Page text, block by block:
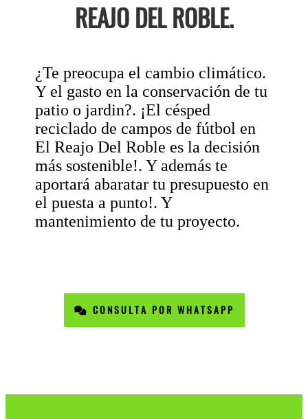
REAJO DEL ROBLE.
¿Te preocupa el cambio climático.
Y el gasto en la conservación de tu
patio o jardin?. ¡El césped
reciclado de campos de fútbol en
El Reajo Del Roble es la decisión
más sostenible!. Y además te
aportará abaratar tu presupuesto en
el puesta a punto!. Y
mantenimiento de tu proyecto.
CONSULTA POR WHATSAPP